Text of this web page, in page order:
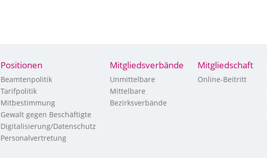
Positionen
Beamtenpolitik
Tarifpolitik
Mitbestimmung
Gewalt gegen Beschäftigte
Digitalisierung/Datenschutz
Personalvertretung
Mitgliedsverbände
Unmittelbare
Mittelbare
Bezirksverbände
Mitgliedschaft
Online-Beitritt